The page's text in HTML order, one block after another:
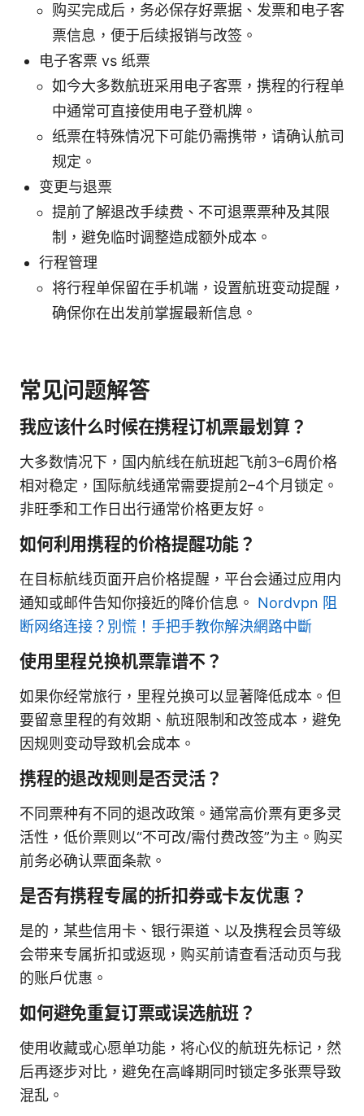
购买完成后，务必保存好票据、发票和电子客
票信息，便于后续报销与改签。
电子客票 vs 纸票
如今大多数航班采用电子客票，携程的行程单
中通常可直接使用电子登机牌。
纸票在特殊情况下可能仍需携带，请确认航司
规定。
变更与退票
提前了解退改手续费、不可退票票种及其限
制，避免临时调整造成额外成本。
行程管理
将行程单保留在手机端，设置航班变动提醒，
确保你在出发前掌握最新信息。
常见问题解答
我应该什么时候在携程订机票最划算？
大多数情况下，国内航线在航班起飞前3–6周价格
相对稳定，国际航线通常需要提前2–4个月锁定。
非旺季和工作日出行通常价格更友好。
如何利用携程的价格提醒功能？
在目标航线页面开启价格提醒，平台会通过应用内
通知或邮件告知你接近的降价信息。 Nordvpn 阻
断网络连接？別慌！手把手教你解決網路中斷
使用里程兑换机票靠谱不？
如果你经常旅行，里程兑换可以显著降低成本。但
要留意里程的有效期、航班限制和改签成本，避免
因规则变动导致机会成本。
携程的退改规则是否灵活？
不同票种有不同的退改政策。通常高价票有更多灵
活性，低价票则以“不可改/需付费改签”为主。购买
前务必确认票面条款。
是否有携程专属的折扣券或卡友优惠？
是的，某些信用卡、银行渠道、以及携程会员等级
会带来专属折扣或返现，购买前请查看活动页与我
的账户优惠。
如何避免重复订票或误选航班？
使用收藏或心愿单功能，将心仪的航班先标记，然
后再逐步对比，避免在高峰期同时锁定多张票导致
混乱。